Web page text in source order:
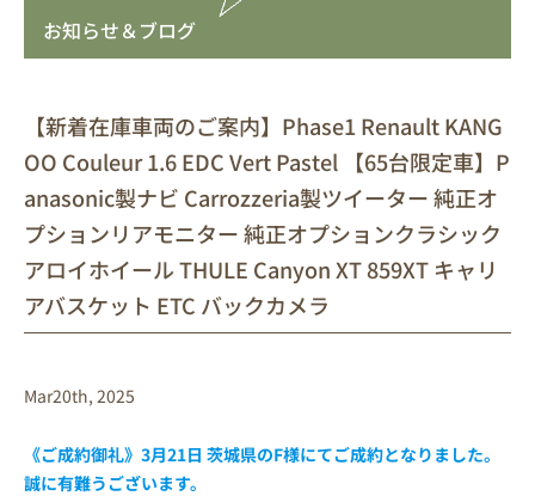
お知らせ＆ブログ
【新着在庫車両のご案内】Phase1 Renault KANG
OO Couleur 1.6 EDC Vert Pastel 【65台限定車】P
anasonic製ナビ Carrozzeria製ツイーター 純正オ
プションリアモニター 純正オプションクラシック
アロイホイール THULE Canyon XT 859XT キャリ
アバスケット ETC バックカメラ
Mar20th, 2025
《ご成約御礼》3月21日 茨城県のF様にてご成約となりました。
誠に有難うございます。